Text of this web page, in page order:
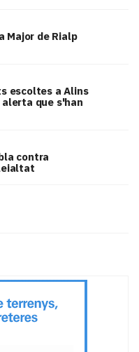
Major de Rialp
escoltes a Alins
que s'han
contra